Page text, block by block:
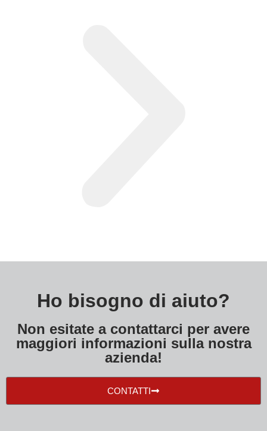
Ho bisogno di aiuto?
Non esitate a contattarci per avere
maggiori informazioni sulla nostra
azienda!
CONTATTI